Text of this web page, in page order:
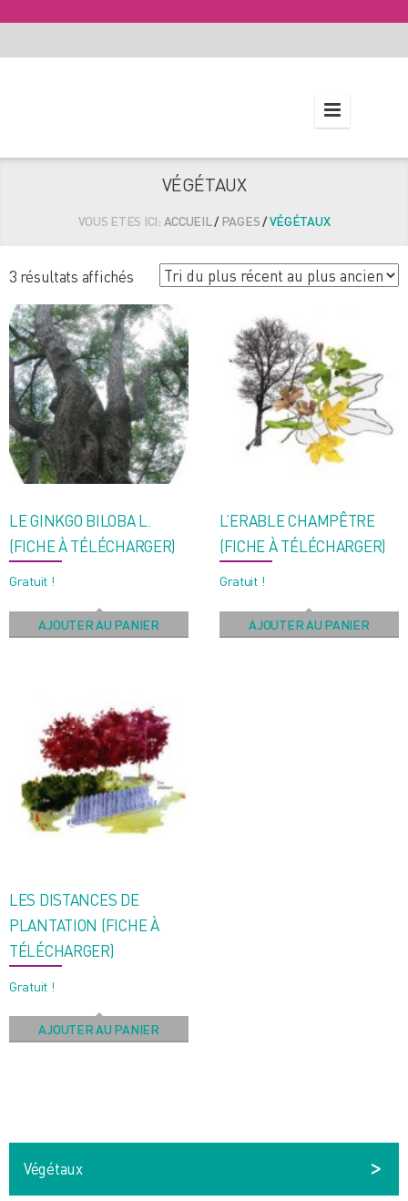
VÉGÉTAUX
VOUS ETES ICI: ACCUEIL/PAGES/VÉGÉTAUX
3 résultats affichésTrié
du
plus
récent
au
plus
ancien
LE GINKGO BILOBA L.
(FICHE À TÉLÉCHARGER)
Gratuit !
AJOUTER AU PANIER
L’ERABLE CHAMPÊTRE
(FICHE À TÉLÉCHARGER)
Gratuit !
AJOUTER AU PANIER
LES DISTANCES DE
PLANTATION (FICHE À
TÉLÉCHARGER)
Gratuit !
AJOUTER AU PANIER
Végétaux